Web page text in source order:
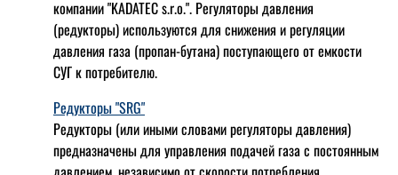
компании "KADATEC s.r.o.". Регуляторы давления
(редукторы) используются для снижения и регуляции
давления газа (пропан-бутана) поступающего от емкости
СУГ к потребителю.
Редукторы "SRG"
Редукторы (или иными словами регуляторы давления)
предназначены для управления подачей газа с постоянным